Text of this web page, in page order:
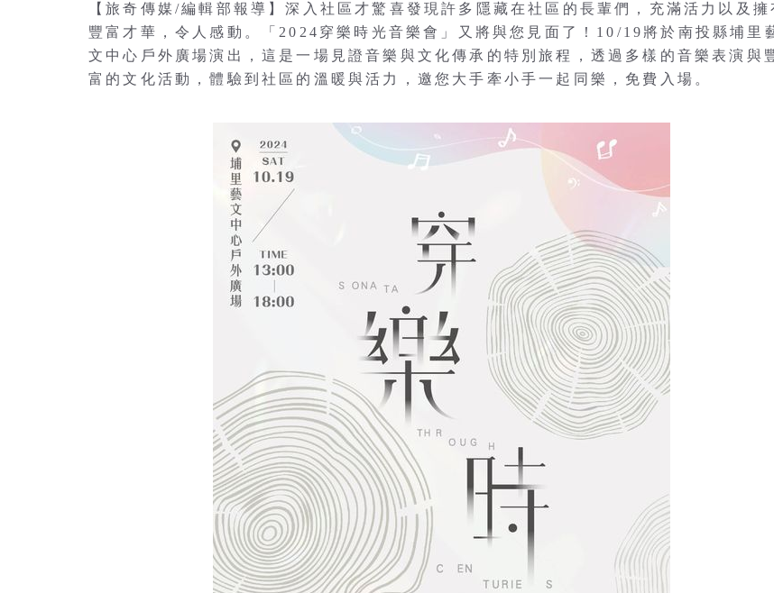
【旅奇傳媒/編輯部報導】深入社區才驚喜發現許多隱藏在社區的長輩們，充滿活力以及擁
豐富才華，令人感動。「2024穿樂時光音樂會」又將與您見面了！10/19將於南投縣埔里
文中心戶外廣場演出，這是一場見證音樂與文化傳承的特別旅程，透過多樣的音樂表演與
富的文化活動，體驗到社區的溫暖與活力，邀您大手牽小手一起同樂，免費入場。